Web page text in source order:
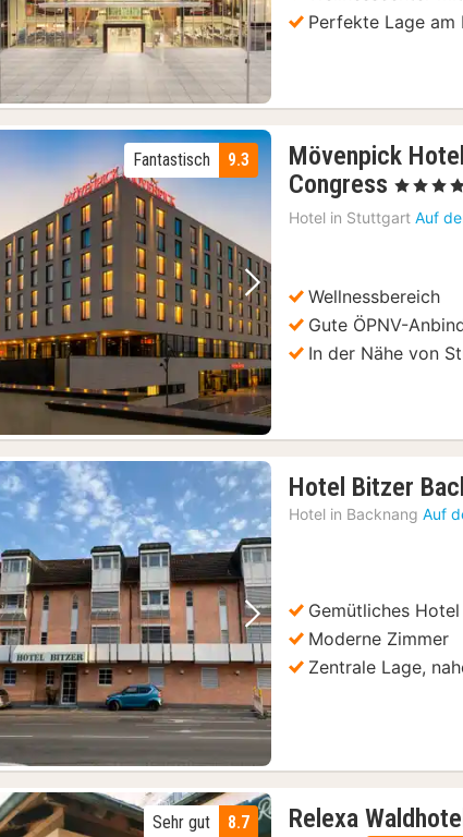
Perfekte Lage
Vorheriges Bild Nächstes Bild
9.3
Fantastisch
Mövenpick
Congress 2
ab
€
, 4 Sterne
Hotel in Stuttgart Auf
Wellnessbereich
Gute ÖPNV-
In der Nähe von
Vorheriges Bild Nächstes Bild
Hotel Bitzer
Hotel in Backnang Auf
Gemütliches
Moderne Zimmer
Zentrale Lage,
8.7
Sehr gut Relexa